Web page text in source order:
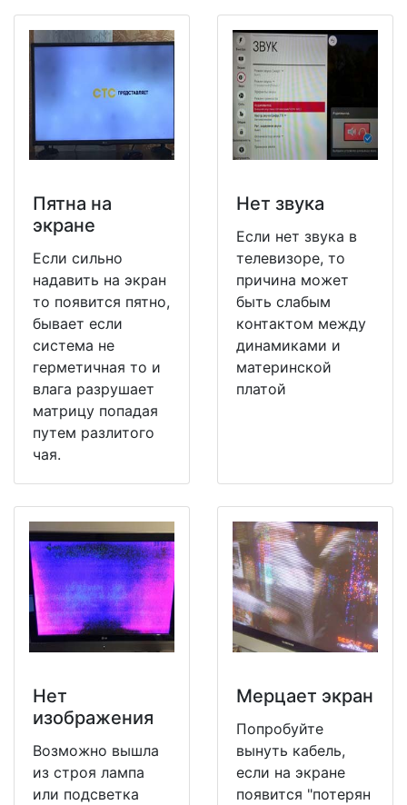
Пятна на
экране
Если сильно
надавить на экран
то появится пятно,
бывает если
система не
герметичная то и
влага разрушает
матрицу попадая
путем разлитого
чая.
Нет звука
Если нет звука в
телевизоре, то
причина может
быть слабым
контактом между
динамиками и
материнской
платой
Нет
изображения
Возможно вышла
из строя лампа
или подсветка
Мерцает экран
Попробуйте
вынуть кабель,
если на экране
появится "потерян